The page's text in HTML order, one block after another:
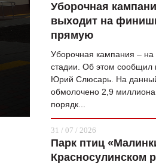
Уборочная
выходит на
прямую
Уборочная кампания –
стадии. Об этом сообщил
Юрий Слюсарь. На
обмолочено 2,9 миллиона
порядк...
31 / 07 / 2026
Парк птиц
Красносулинском